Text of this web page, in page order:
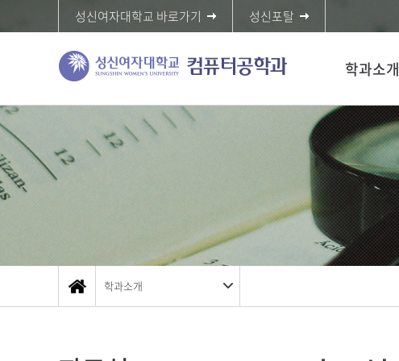
성신여자대학교 바로가기 성신포탈
학과소개
학과소개